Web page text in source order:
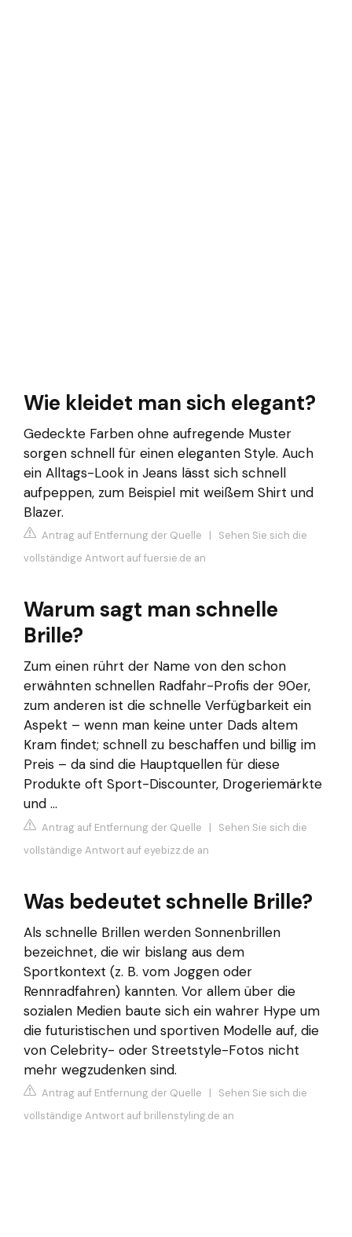
Wie kleidet man sich elegant?
Gedeckte Farben ohne aufregende Muster
sorgen schnell für einen eleganten Style. Auch
ein Alltags-Look in Jeans lässt sich schnell
aufpeppen, zum Beispiel mit weißem Shirt und
Blazer.
Antrag auf Entfernung der Quelle | Sehen Sie sich die
vollständige Antwort auf fuersie.de an
Warum sagt man schnelle
Brille?
Zum einen rührt der Name von den schon
erwähnten schnellen Radfahr-Profis der 90er,
zum anderen ist die schnelle Verfügbarkeit ein
Aspekt – wenn man keine unter Dads altem
Kram findet; schnell zu beschaffen und billig im
Preis – da sind die Hauptquellen für diese
Produkte oft Sport-Discounter, Drogeriemärkte
und ...
Antrag auf Entfernung der Quelle | Sehen Sie sich die
vollständige Antwort auf eyebizz.de an
Was bedeutet schnelle Brille?
Als schnelle Brillen werden Sonnenbrillen
bezeichnet, die wir bislang aus dem
Sportkontext (z. B. vom Joggen oder
Rennradfahren) kannten. Vor allem über die
sozialen Medien baute sich ein wahrer Hype um
die futuristischen und sportiven Modelle auf, die
von Celebrity- oder Streetstyle-Fotos nicht
mehr wegzudenken sind.
Antrag auf Entfernung der Quelle | Sehen Sie sich die
vollständige Antwort auf brillenstyling.de an